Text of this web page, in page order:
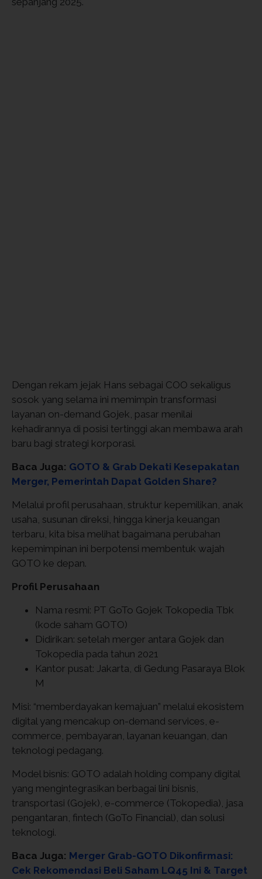
Dengan rekam jejak Hans sebagai COO sekaligus
sosok yang selama ini memimpin transformasi
layanan on-demand Gojek, pasar menilai
kehadirannya di posisi tertinggi akan membawa arah
baru bagi strategi korporasi.
Baca Juga: GOTO & Grab Dekati Kesepakatan
Merger, Pemerintah Dapat Golden Share?
Melalui profil perusahaan, struktur kepemilikan, anak
usaha, susunan direksi, hingga kinerja keuangan
terbaru, kita bisa melihat bagaimana perubahan
kepemimpinan ini berpotensi membentuk wajah
GOTO ke depan.
Profil Perusahaan
Nama resmi: PT GoTo Gojek Tokopedia Tbk
(kode saham GOTO)
Didirikan: setelah merger antara Gojek dan
Tokopedia pada tahun 2021
Kantor pusat: Jakarta, di Gedung Pasaraya Blok
M
Misi: “memberdayakan kemajuan” melalui ekosistem
digital yang mencakup on-demand services, e-
commerce, pembayaran, layanan keuangan, dan
teknologi pedagang.
Model bisnis: GOTO adalah holding company digital
yang mengintegrasikan berbagai lini bisnis,
transportasi (Gojek), e-commerce (Tokopedia), jasa
pengantaran, fintech (GoTo Financial), dan solusi
teknologi.
Baca Juga: Merger Grab-GOTO Dikonfirmasi:
Cek Rekomendasi Beli Saham LQ45 Ini & Target